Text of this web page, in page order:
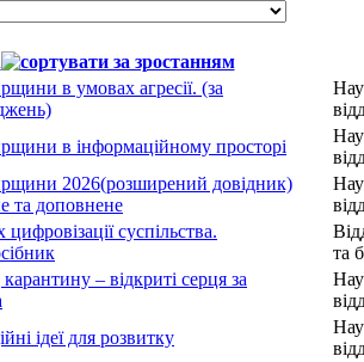
в умовах агресії. (за
в інформаційному просторі
2026(розширений довідник)
та доповнене
суспільства.
та
– відкриті серця за
ідеї для розвитку